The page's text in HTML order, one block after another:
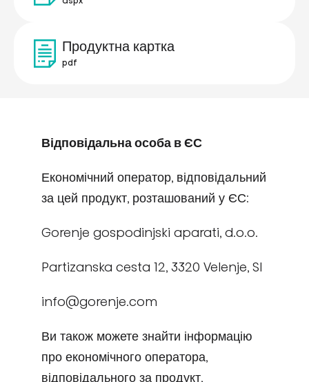
Продуктна картка
pdf
Відповідальна особа в ЄС
Економічний оператор, відповідальний
за цей продукт, розташований у ЄС:
Gorenje gospodinjski aparati, d.o.o.
Partizanska cesta 12, 3320 Velenje, SI
info@gorenje.com
Ви також можете знайти інформацію
про економічного оператора,
відповідального за продукт,